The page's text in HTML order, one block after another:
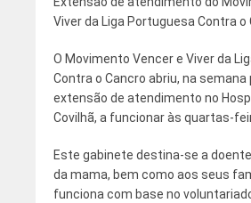
Viver da Liga Portuguesa Contra o
O Movimento Vencer e Viver da
Contra o Cancro abriu, na
extensão de atendimento no
Covilhã, a funcionar às quartas-
Este gabinete destina-se a
da mama, bem como aos seus
funciona com base no